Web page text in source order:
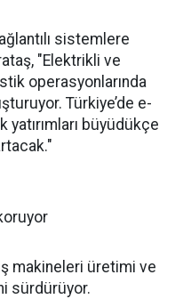
sistemlere
"Elektrikli ve
operasyonlarında
Türkiye’de e-
büyüdükçe
makineleri üretimi ve
sürdürüyor.